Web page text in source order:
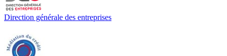
Direction générale des entreprises